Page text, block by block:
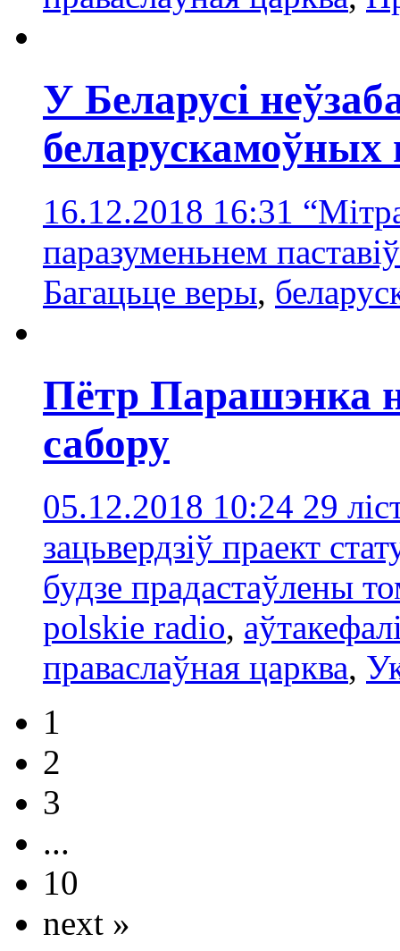
У Беларусі
16.12.2018 16:31
паразуменьнем
Багацьце веры,
Пётр Парашэнка
сабору
05.12.2018 10:24 29
зацьвердзіў праект
будзе прадастаўлены
polskie radio,
праваслаўная царква,
1
2
3
...
10
next »